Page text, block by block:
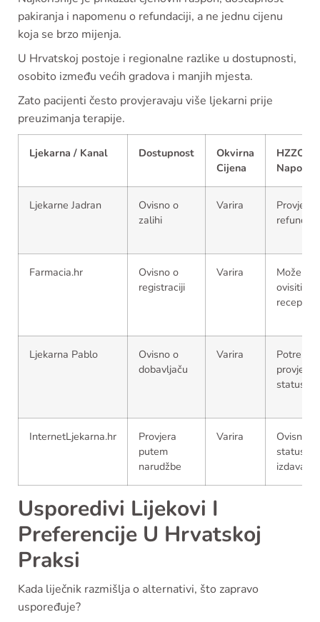
pakiranja i napomenu o refundaciji, a ne jednu cijenu
koja se brzo mijenja.
U Hrvatskoj postoje i regionalne razlike u dostupnosti,
osobito između većih gradova i manjih mjesta.
Zato pacijenti često provjeravaju više ljekarni prije
preuzimanja terapije.
Ljekarna / Kanal Dostupnost
Okvirna
Cijena
HZZO
Ljekarne Jadran
Ovisno o
zalihi
Varira
Provjeriti
Farmacia.hr
Ovisno o
registraciji
Varira
Može
ovisiti o
receptu
Ljekarna Pablo
Ovisno o
dobavljaču
Varira
Potrebna
provjera
statusa
InternetLjekarna.hr
Provjera
putem
narudžbe
Varira
Ovisno o
statusu
izdavanja
Usporedivi Lijekovi I
Preferencije U Hrvatskoj
Praksi
Kada liječnik razmišlja o alternativi, što zapravo
uspoređuje?